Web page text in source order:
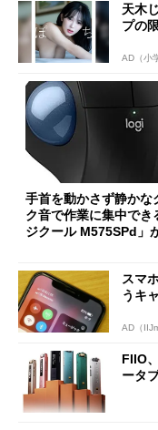
天木
プの
AD（小
手首を動かさず静かな
ク音で作業に集中でき
ジクール M575SPd」
スマ
うキ
AD（
FIIO
ータ